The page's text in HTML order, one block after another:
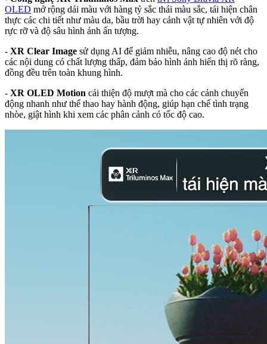
OLED mở rộng dải màu với hàng tỷ sắc thái màu sắc, tái hiện chân
thực các chi tiết như màu da, bầu trời hay cảnh vật tự nhiên với độ
rực rỡ và độ sâu hình ảnh ấn tượng.
- XR Clear Image sử dụng AI để giảm nhiễu, nâng cao độ nét cho
các nội dung có chất lượng thấp, đảm bảo hình ảnh hiển thị rõ ràng,
đồng đều trên toàn khung hình.
- XR OLED Motion cải thiện độ mượt mà cho các cảnh chuyển
động nhanh như thể thao hay hành động, giúp hạn chế tình trạng
nhòe, giật hình khi xem các phân cảnh có tốc độ cao.